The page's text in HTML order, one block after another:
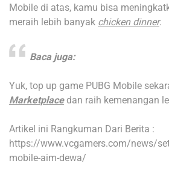
Mobile di atas, kamu bisa
meraih lebih banyak chicken dinner.
Baca juga:
Yuk, top up game PUBG Mobile
Marketplacedan raih kemenangan
Artikel ini Rangkuman Dari Berita :
https://www.vcgamers.com/news/
mobile-aim-dewa/